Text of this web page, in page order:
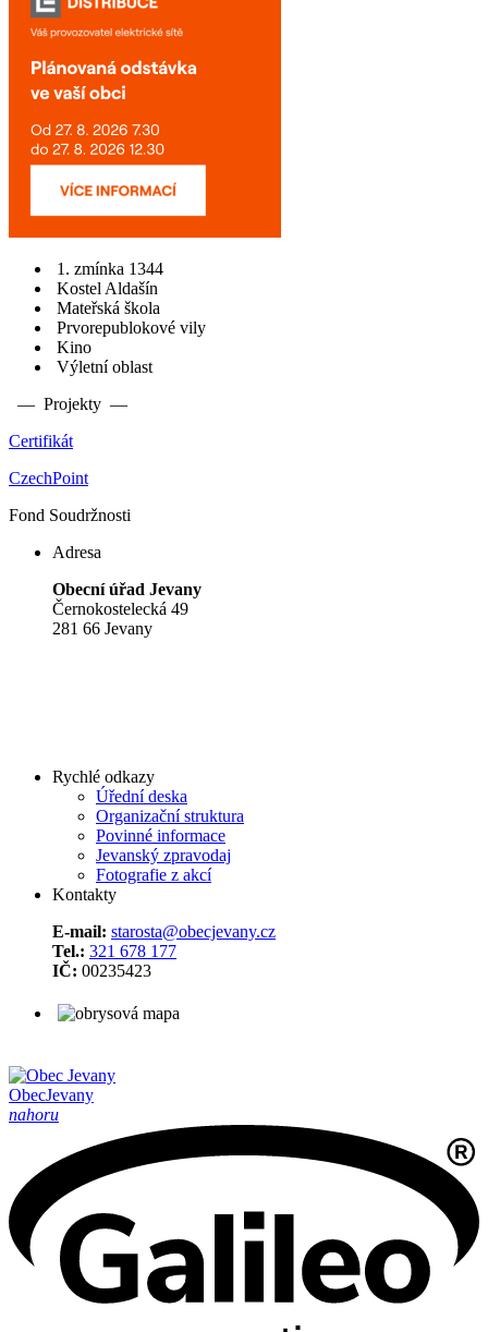
1. zmínka 1344
Kostel Aldašín
Mateřská škola
Prvorepublokové vily
Kino
Výletní oblast
— Projekty —
Certifikát
CzechPoint
Fond Soudržnosti
Adresa
Obecní úřad Jevany
Černokostelecká 49
281 66 Jevany
Rychlé odkazy
Úřední deska
Organizační struktura
Povinné informace
Jevanský zpravodaj
Fotografie z akcí
Kontakty
E-mail: starosta@obecjevany.cz
Tel.: 321 678 177
IČ: 00235423
ObecJevany
nahoru